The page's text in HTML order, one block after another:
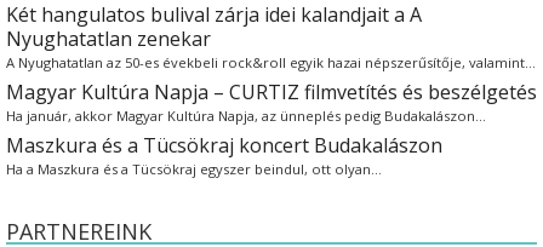
Két hangulatos bulival zárja idei kalandjait a A
Nyughatatlan zenekar
A Nyughatatlan az 50-es évekbeli rock&roll egyik hazai népszerűsítője, valamint…
Magyar Kultúra Napja – CURTIZ filmvetítés és beszélgetés
Ha január, akkor Magyar Kultúra Napja, az ünneplés pedig Budakalászon…
Maszkura és a Tücsökraj koncert Budakalászon
Ha a Maszkura és a Tücsökraj egyszer beindul, ott olyan…
PARTNEREINK